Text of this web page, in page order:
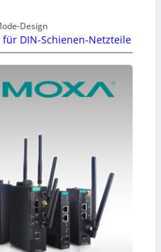
Design
DIN-Schienen-Netzteile